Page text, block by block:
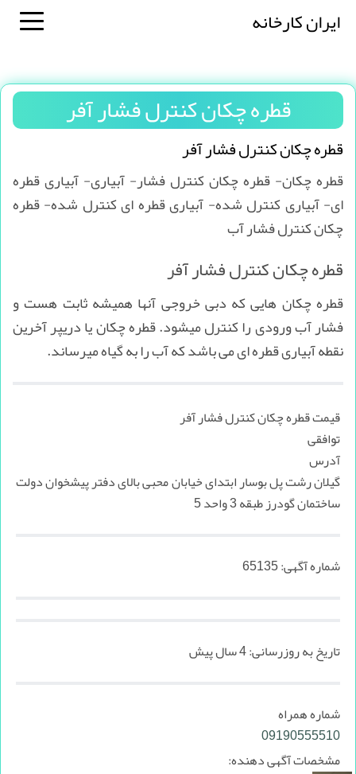
ایران کارخانه
قطره چکان کنترل فشار آفر
قطره چکان کنترل فشار آفر
قطره چکان- قطره چکان کنترل فشار- آبیاری- آبیاری قطره
ای- آبیاری کنترل شده- آبیاری قطره ای کنترل شده- قطره
چکان کنترل فشار آب
قطره چکان کنترل فشار آفر
قطره چکان هایی که دبی خروجی آنها همیشه ثابت هست و
فشار آب ورودی را کنترل میشود. قطره چکان یا دریپر آخرین
نقطه آبیاری قطره ای می باشد که آب را به گیاه میرساند.
قیمت قطره چکان کنترل فشار آفر
توافقی
آدرس
گیلان رشت پل بوسار ابتدای خیابان محبی بالای دفتر پیشخوان دولت
ساختمان گودرز طبقه 3 واحد 5
شماره آگهی:65135
تاریخ به روزرسانی:4 سال پیش
شماره همراه
09190555510
مشخصات آگهی دهنده: